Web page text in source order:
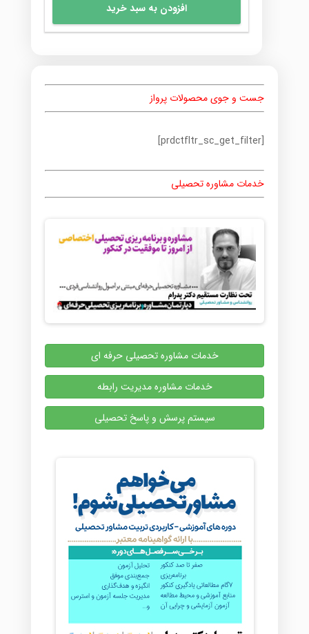
افزودن به سبد خرید
جست و جوی محصولات پرواز
[prdctfltr_sc_get_filter]
خدمات مشاوره تحصیلی
خدمات مشاوره تحصیلی حرفه ای
خدمات مشاوره مدیریت رابطه
سیستم پرسش و پاسخ تحصیلی